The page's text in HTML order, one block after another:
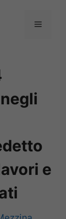
Menu
e